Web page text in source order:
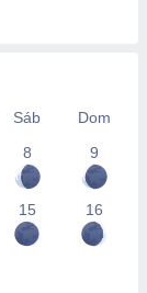
Sáb
Dom
8
9
15 16